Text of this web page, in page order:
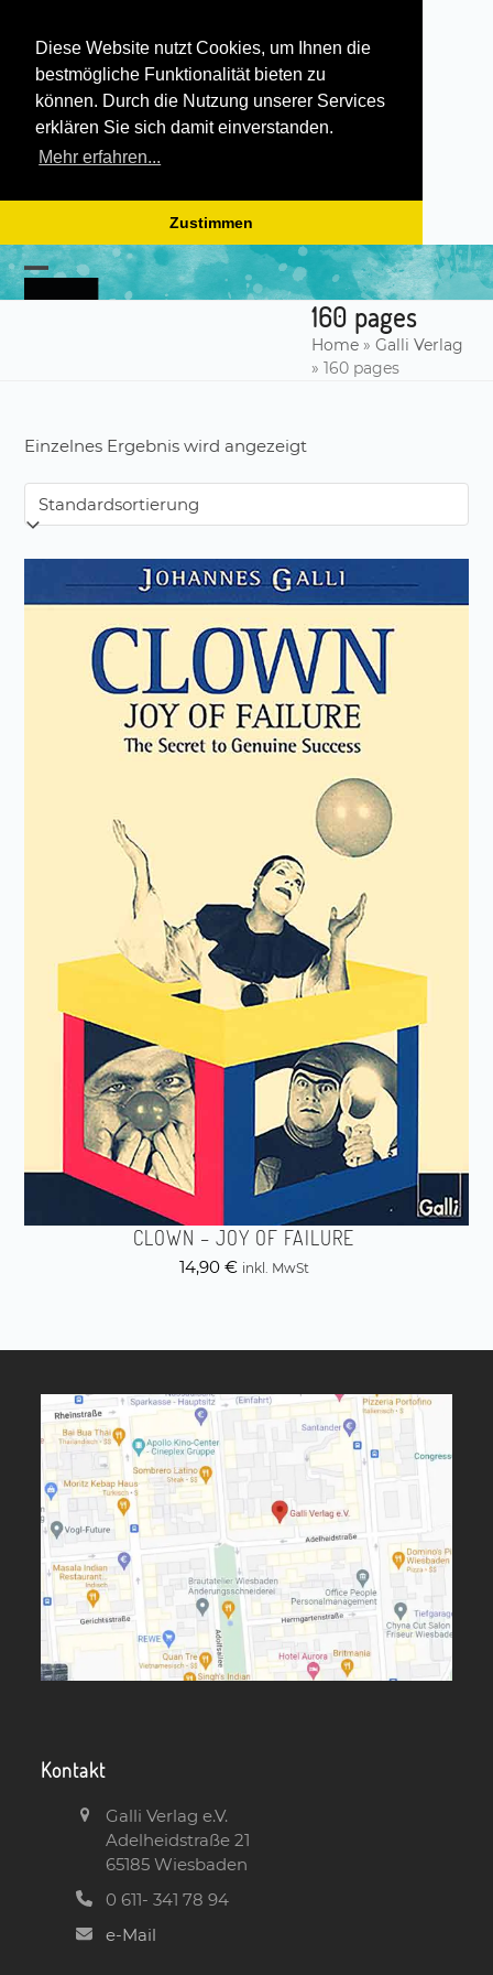
Diese Website nutzt Cookies, um Ihnen die
bestmögliche Funktionalität bieten zu
können. Durch die Nutzung unserer Services
erklären Sie sich damit einverstanden.
Mehr erfahren...
Zustimmen
Skip
to
content
Open
Close
160 pages
Home» Galli Verlag
» 160 pages
Einzelnes Ergebnis wird angezeigt
CLOWN – JOY OF FAILURE
14,90 € inkl. MwSt
Kontakt
Galli Verlag e.V.
Adelheidstraße 21
65185 Wiesbaden
0 611- 341 78 94
e-Mail